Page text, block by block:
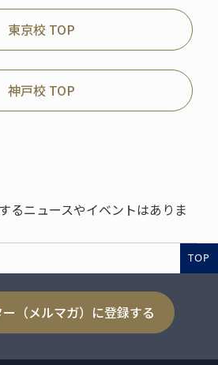
東京校 TOP
神戸校 TOP
るニュースやイベントはありま
TOP
（メルマガ）に登録する